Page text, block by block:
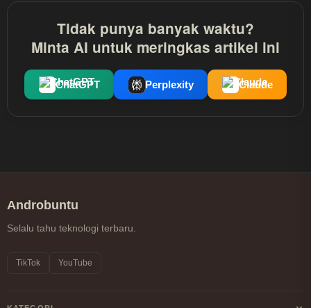
Tidak punya banyak waktu?
Minta AI untuk meringkas artikel ini
ChatGPT Perplexity Claude
Androbuntu
Selalu tahu teknologi terbaru.
TikTok YouTube